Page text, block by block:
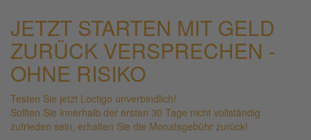
JETZT STARTEN MIT GELD
ZURÜCK VERSPRECHEN -
OHNE RISIKO
Testen Sie jetzt Loctigo unverbindlich!
Sollten Sie innerhalb der ersten 30 Tage nicht vollständig
zufrieden sein, erhalten Sie die Monatsgebühr zurück!